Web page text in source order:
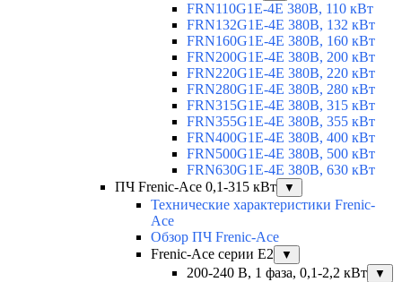
FRN110G1E-4E 380В, 110 кВт
FRN132G1E-4E 380В, 132 кВт
FRN160G1E-4E 380В, 160 кВт
FRN200G1E-4E 380В, 200 кВт
FRN220G1E-4E 380В, 220 кВт
FRN280G1E-4E 380В, 280 кВт
FRN315G1E-4E 380В, 315 кВт
FRN355G1E-4E 380В, 355 кВт
FRN400G1E-4E 380В, 400 кВт
FRN500G1E-4E 380В, 500 кВт
FRN630G1E-4E 380В, 630 кВт
ПЧ Frenic-Ace 0,1-315 кВт
▼
Технические характеристики Frenic-
Ace
Обзор ПЧ Frenic-Ace
Frenic-Ace серии E2
▼
200-240 В, 1 фаза, 0,1-2,2 кВт ▼